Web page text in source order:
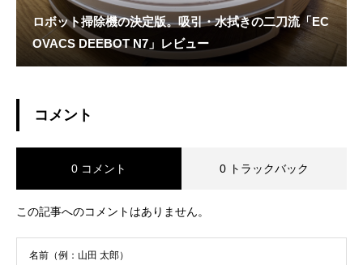
ロボット掃除機の決定版。吸引・水拭きの二刀流「EC
OVACS DEEBOT N7」レビュー
コメント
0 コメント 0 トラックバック
この記事へのコメントはありません。
名前（例：山田 太郎）